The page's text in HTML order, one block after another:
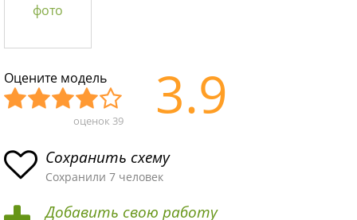
фото
Оцените модель
асн
ая
пло
хая
ыч
ная
Хор
ая
Отл
ая
оценок 39 3.9
Сохранить схему
Сохранили 7 человек
Добавить свою работу